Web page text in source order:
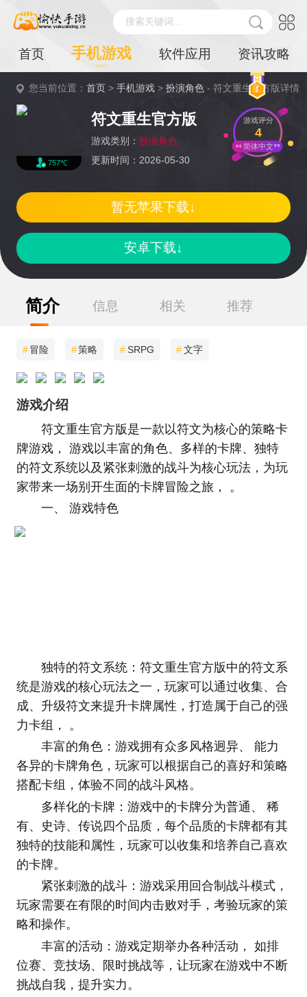
搜索关键词...
首页 手机游戏 软件应用 资讯攻略
您当前位置：首页 >手机游戏 >扮演角色 - 符文重生官方版详情
757℃
符文重生官方版
游戏类别： 扮演角色
更新时间：2026-05-30
游戏评分
4
简体中文
安卓下载↓
暂无苹果下载↓
简介 信息 相关 推荐
#冒险 #策略 # SRPG #文字
游戏介绍
符文重生官方版是一款以符文为核心的策略卡
牌游戏， 游戏以丰富的角色、多样的卡牌、独特
的符文系统以及紧张刺激的战斗为核心玩法，为玩
家带来一场别开生面的卡牌冒险之旅， 。
一、 游戏特色
独特的符文系统：符文重生官方版中的符文系
统是游戏的核心玩法之一，玩家可以通过收集、合
成、升级符文来提升卡牌属性，打造属于自己的强
力卡组， 。
丰富的角色：游戏拥有众多风格迥异、 能力
各异的卡牌角色，玩家可以根据自己的喜好和策略
搭配卡组，体验不同的战斗风格。
多样化的卡牌：游戏中的卡牌分为普通、 稀
有、史诗、传说四个品质，每个品质的卡牌都有其
独特的技能和属性，玩家可以收集和培养自己喜欢
的卡牌。
紧张刺激的战斗：游戏采用回合制战斗模式，
玩家需要在有限的时间内击败对手，考验玩家的策
略和操作。
丰富的活动：游戏定期举办各种活动， 如排
位赛、竞技场、限时挑战等，让玩家在游戏中不断
挑战自我，提升实力。